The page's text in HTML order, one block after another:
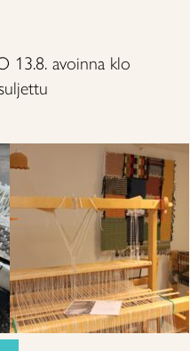
13.8. avoinna klo